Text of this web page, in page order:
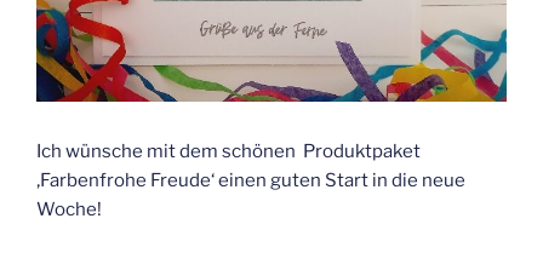
Ich wünsche mit dem schönen Produktpaket
‚Farbenfrohe Freude‘ einen guten Start in die neue
Woche!